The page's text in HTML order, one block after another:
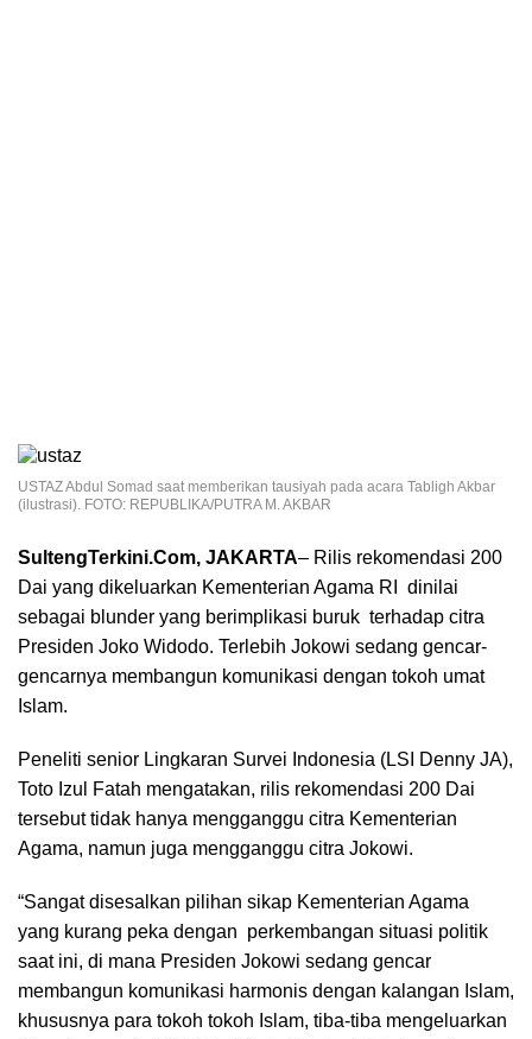
USTAZ Abdul Somad saat memberikan tausiyah pada acara Tabligh Akbar
(ilustrasi). FOTO: REPUBLIKA/PUTRA M. AKBAR
SultengTerkini.Com, JAKARTA– Rilis rekomendasi 200
Dai yang dikeluarkan Kementerian Agama RI dinilai
sebagai blunder yang berimplikasi buruk terhadap citra
Presiden Joko Widodo. Terlebih Jokowi sedang gencar-
gencarnya membangun komunikasi dengan tokoh umat
Islam.
Peneliti senior Lingkaran Survei Indonesia (LSI Denny JA),
Toto Izul Fatah mengatakan, rilis rekomendasi 200 Dai
tersebut tidak hanya mengganggu citra Kementerian
Agama, namun juga mengganggu citra Jokowi.
“Sangat disesalkan pilihan sikap Kementerian Agama
yang kurang peka dengan perkembangan situasi politik
saat ini, di mana Presiden Jokowi sedang gencar
membangun komunikasi harmonis dengan kalangan Islam,
khususnya para tokoh tokoh Islam, tiba-tiba mengeluarkan